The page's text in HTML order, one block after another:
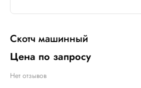
Скотч машинный
Цена по запросу
Нет отзывов